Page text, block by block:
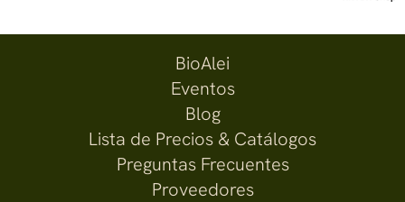
BioAlei
Eventos
Blog
Lista de Precios & Catálogos
Preguntas Frecuentes
Proveedores